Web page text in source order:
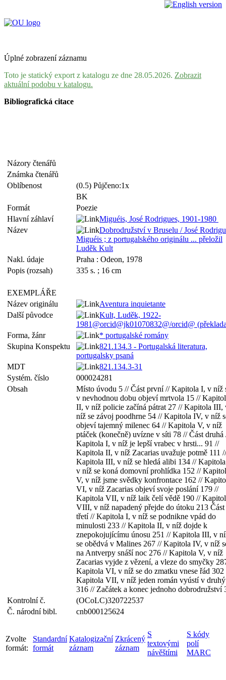
Úplné zobrazení záznamu
Toto je statický export z katalogu ze dne 28.05.2026. Zobrazit
aktuální podobu v katalogu.
Bibliografická citace
Názory čtenářů
Známka čtenářů
Oblíbenost
(0.5) Půjčeno:1x
BK
Formát
Poezie
Hlavní záhlaví
Miguéis, José Rodrigues, 1901-1980
Název
Dobrodružství v Bruselu / José
Miguéis ; z portugalského originálu ... přeložil
Luděk Kult
Nakl. údaje
Praha : Odeon, 1978
Popis (rozsah)
335 s. ; 16 cm
EXEMPLÁŘE
Název originálu
Aventura inquietante
Další původce
Kult, Luděk, 1922-
1981@orcid@jk01070832@/orcid@
Forma, žánr
* portugalské romány
Skupina Konspektu
821.134.3 - Portugalská literatura,
portugalsky psaná
MDT
821.134.3-31
Systém. číslo
000024281
Obsah
Místo úvodu 5 // Část první // Kapitola I, v níž
v nevhodnou dobu objeví mrtvola 15 //
II, v níž policie začíná pátrat 27 // Kapitola III,
níž se závoj poodhrne 54 // Kapitola IV, v níž
objeví tajemný milenec 64 // Kapitola V, v níž
ptáček (konečně) uvízne v síti 78 // Část druhá
Kapitola I, v níž je lepší vrabec v hrsti... 91 //
Kapitola II, v níž Zacarias uvažuje potmě 111 //
Kapitola III, v níž se hledá alibi 134 //
v níž se koná domovní prohlídka 152 //
V, v níž jsme svědky konfrontace 162 //
VI, v níž Zacarias objeví svoje poslání 179 //
Kapitola VII, v níž laik čelí vědě 190 //
VIII, v níž napadený přejde do útoku 213 Část
třetí // Kapitola I, v níž se podnikne vpád do
minulosti 233 // Kapitola II, v níž dojde k
znepokojujícímu únosu 251 // Kapitola III, v
se obědvá v Malines 267 // Kapitola IV, v níž
na Antverpy snáší noc 276 // Kapitola V, v níž
Zacarias vyjde z vězení, a vleze do smyčky
Kapitola VI, v níž se do zmatku vnese řád 302
Kapitola VII, v níž jeden román vyústí v druhý
316 // Začátek a konec jednoho dobrodružství
Kontrolní č.
(OCoLC)320722537
Č. národní bibl.
cnb000125624
Zvolte
formát:
Standardní
formát
Katalogizační
záznam
Zkrácený
záznam
S
textovými
návěštími
S kódy
polí
MARC